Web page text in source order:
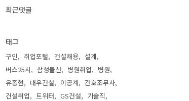
최근댓글
태그
구인 취업포털 건설채용
설계
버스25시
삼성물산 병원취업
병원
유종현
대우건설 이공계
간호조무사
건설취업
트위터 GS건설
기술직